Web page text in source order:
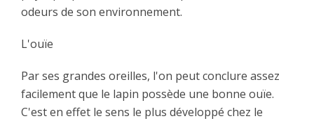
odeurs de son environnement.
L'ouïe
Par ses grandes oreilles, l'on peut conclure assez
facilement que le lapin possède une bonne ouïe.
C'est en effet le sens le plus développé chez le